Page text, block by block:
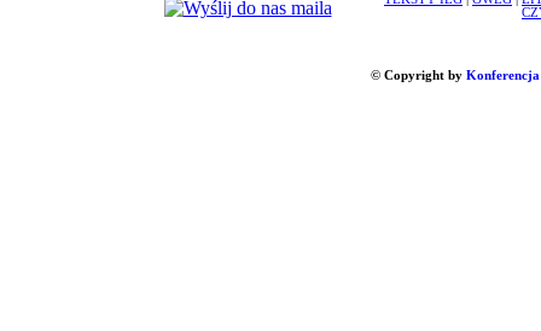
© Copyright by Konferencja